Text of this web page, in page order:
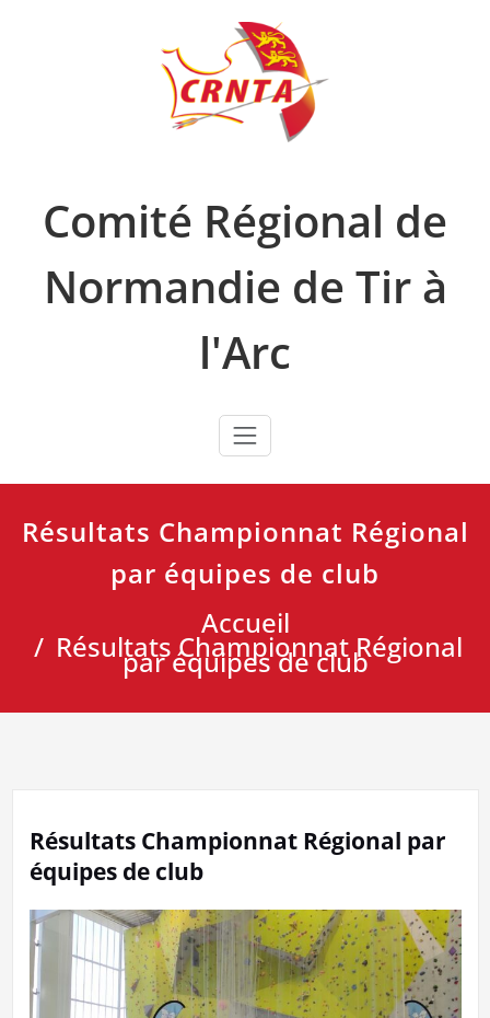
Comité Régional de
Normandie de Tir à
l'Arc
Résultats Championnat Régional
par équipes de club
Accueil
Résultats Championnat Régional
par équipes de club
Résultats Championnat Régional par
équipes de club